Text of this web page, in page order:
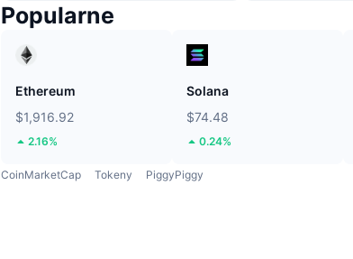
Popularne
Ethereum
$1,916.92
2.16%
Solana
$74.48
0.24%
CoinMarketCap Tokeny PiggyPiggy